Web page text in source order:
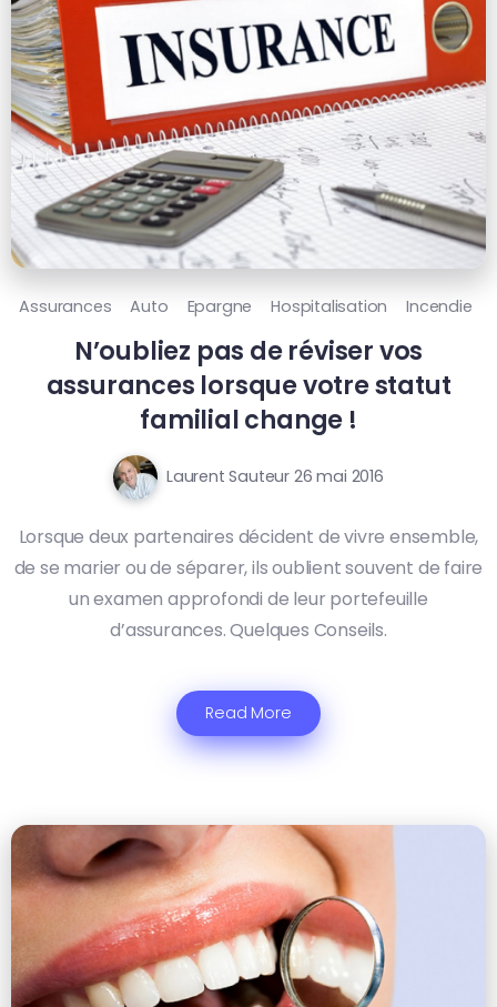
Assurances Auto Epargne Hospitalisation Incendie
N’oubliez pas de réviser vos
assurances lorsque votre statut
familial change !
Laurent Sauteur 26 mai 2016
Lorsque deux partenaires décident de vivre ensemble,
de se marier ou de séparer, ils oublient souvent de faire
un examen approfondi de leur portefeuille
d’assurances. Quelques Conseils.
Read More